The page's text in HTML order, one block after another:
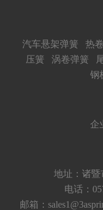
汽车悬架弹簧 热
压簧
涡卷弹簧
钢
企
地址：诸暨
电话：
邮箱：